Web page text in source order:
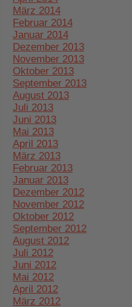
März 2014
Februar 2014
Januar 2014
Dezember 2013
November 2013
Oktober 2013
September 2013
August 2013
Juli 2013
Juni 2013
Mai 2013
April 2013
März 2013
Februar 2013
Januar 2013
Dezember 2012
November 2012
Oktober 2012
September 2012
August 2012
Juli 2012
Juni 2012
Mai 2012
April 2012
März 2012